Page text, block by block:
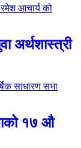
अर्थशास्त्री
१७ औ